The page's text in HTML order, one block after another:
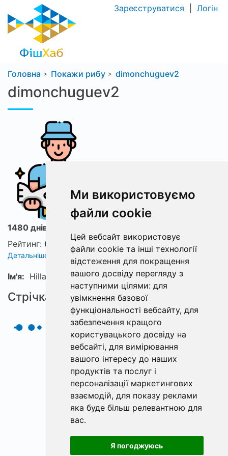
Ми використовуємо
файли cookie
Цей вебсайт використовує
файли cookie та інші технології
відстеження для покращення
вашого досвіду перегляду з
наступними цілями: для
увімкнення базової
функціональності вебсайту, для
забезпечення кращого
користувацького досвіду на
вебсайті, для вимірювання
вашого інтересу до наших
продуктів та послуг і
персоналізації маркетингових
взаємодій, для показу реклами
яка буде більш релевантною для
вас.
Я погоджуюсь
Зареєструватися Логін
Головна Покажи рибу dimonchuguev2
dimonchuguev2
1480 днів з ФішХаб
Рейтинг: 0
Детальніше про рейтинг
Ім'я: Hillarion
Стрічка